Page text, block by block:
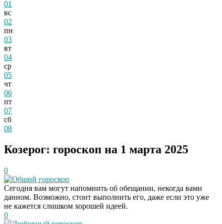
01
вс
02
пн
03
вт
04
ср
05
чт
06
пт
07
сб
08
Козерог: гороскоп на 1 марта 2025
0
Общий гороскоп
Сегодня вам могут напомнить об обещании, некогда вами
данном. Возможно, стоит выполнить его, даже если это уже
не кажется слишком хорошей идеей.
0